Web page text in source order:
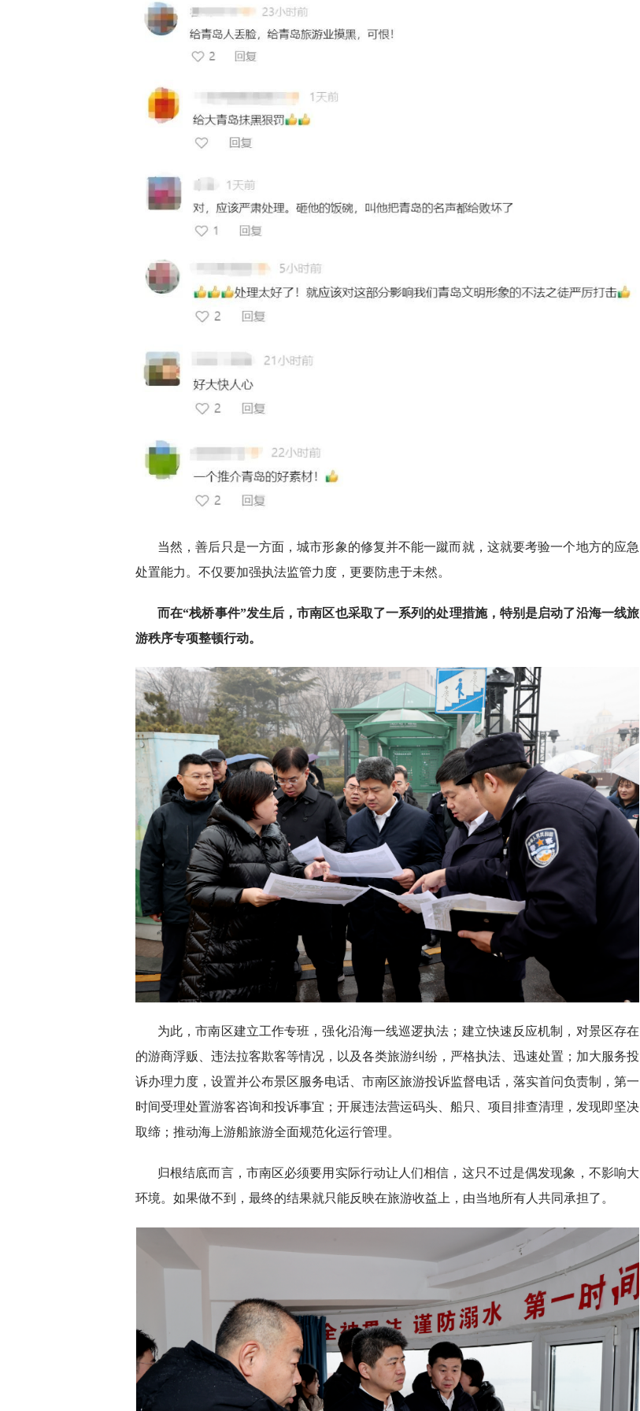
当然，善后只是一方面，城市形象的修复并不能一蹴而就，这就要考验一个地方的应急
处置能力。不仅要加强执法监管力度，更要防患于未然。
而在“栈桥事件”发生后，市南区也采取了一系列的处理措施，特别是启动了沿海一线旅
游秩序专项整顿行动。
为此，市南区建立工作专班，强化沿海一线巡逻执法；建立快速反应机制，对景区存在
的游商浮贩、违法拉客欺客等情况，以及各类旅游纠纷，严格执法、迅速处置；加大服务投
诉办理力度，设置并公布景区服务电话、市南区旅游投诉监督电话，落实首问负责制，第一
时间受理处置游客咨询和投诉事宜；开展违法营运码头、船只、项目排查清理，发现即坚决
取缔；推动海上游船旅游全面规范化运行管理。
归根结底而言，市南区必须要用实际行动让人们相信，这只不过是偶发现象，不影响大
环境。如果做不到，最终的结果就只能反映在旅游收益上，由当地所有人共同承担了。